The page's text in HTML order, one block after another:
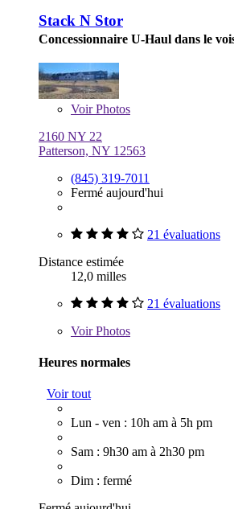
Stack N Stor
Concessionnaire U-Haul dans le
VoirPhotos
2160 NY 22
Patterson, NY 12563
(845) 319-7011
Fermé aujourd'hui
21 évaluations
Distance estimée
12,0 milles
21 évaluations
VoirPhotos
Heures normales
Voir tout
Lun - ven : 10h am à 5h pm
Sam : 9h30 am à 2h30 pm
Dim : fermé